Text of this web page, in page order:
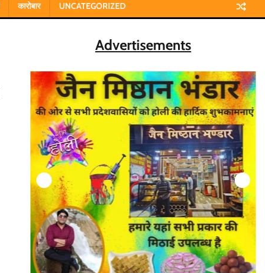
कारोबार UNCATEGORIZED
Advertisements